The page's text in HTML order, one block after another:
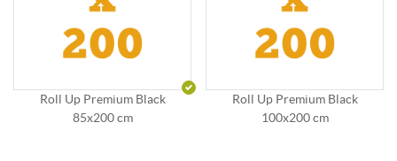
Roll Up Premium Black
85x200 cm
Roll Up Premium Black
100x200 cm